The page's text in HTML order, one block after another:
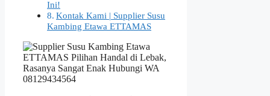
Ini!
Kontak Kami | Supplier Susu
Kambing Etawa ETTAMAS